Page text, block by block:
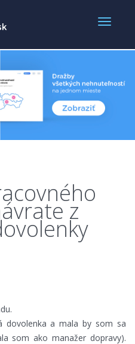
z
dovolenka a mala by som sa
som ako manažer dopravy).